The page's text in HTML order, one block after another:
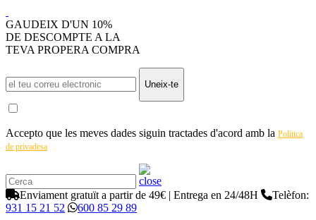
GAUDEIX D'UN 10%
DE DESCOMPTE A LA
TEVA PROPERA COMPRA
Uneix-te
Accepto que les meves dades siguin tractades d'acord amb la Política
de privadesa
Enviament gratuït a partir de 49€ | Entrega en 24/48H
Telèfon:
931 15 21 52
600 85 29 89